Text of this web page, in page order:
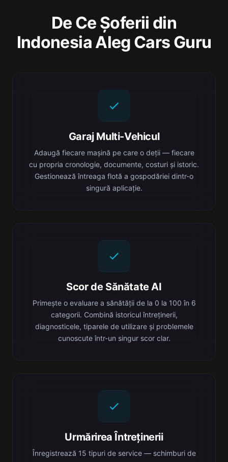
De Ce Șoferii din
Indonesia Aleg Cars Guru
Garaj Multi-Vehicul
Adaugă fiecare mașină pe care o deții — fiecare
cu propria cronologie, documente, costuri și istoric.
Gestionează întreaga flotă a gospodăriei dintr-o
singură aplicație.
Scor de Sănătate AI
Primește o evaluare a sănătății de la 0 la 100 în 6
categorii. Combină istoricul întreținerii,
diagnosticele, tiparele de utilizare și problemele
cunoscute într-un singur scor clar.
Urmărirea Întreținerii
Înregistrează 15 tipuri de service — schimburi de